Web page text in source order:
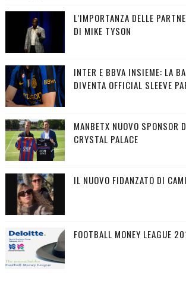
L’IMPORTANZA DELLE
DI MIKE TYSON
INTER E BBVA INSIEME: LA
DIVENTA OFFICIAL SLEEVE
MANBETX NUOVO SPONSOR
CRYSTAL PALACE
IL NUOVO FIDANZATO DI
FOOTBALL MONEY LEAGUE